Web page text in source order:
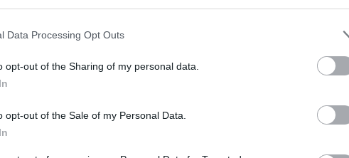
Data Processing Opt Outs
opt-out of the Sharing of my personal data.
opt-out of the Sale of my Personal Data.
Brežic, v katerem je ostalo le nekaj malenkosti.
je Policija ugotovila, da je vloma v stanovanjsko hišo in
območja Novega mesta. Osumljenemu so v zadnjem tednu
preiskovalnemu sodniku, ki mu je odredil pripor.